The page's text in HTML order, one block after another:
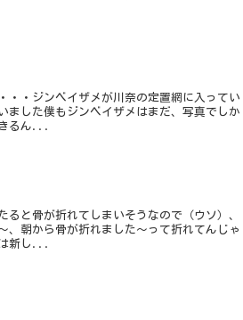
・・ジンベイザメが川奈の定置網に入ってい
ました僕もジンベイザメはまだ、写真でしか
るん...
と骨が折れてしまいそうなので（ウソ）、
、朝から骨が折れました～って折れてんじゃ
新し...